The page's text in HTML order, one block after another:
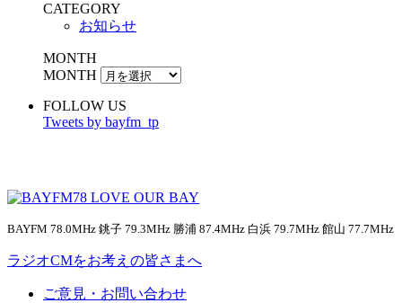
CATEGORY
お知らせ
MONTH
MONTH
FOLLOW US
Tweets by bayfm_tp
BAYFM 78.0MHz 銚子 79.3MHz 勝浦 87.4MHz 白浜 79.7MHz 館山 77.7MHz
ラジオCMをお考えの皆さまへ
ご意見・お問い合わせ